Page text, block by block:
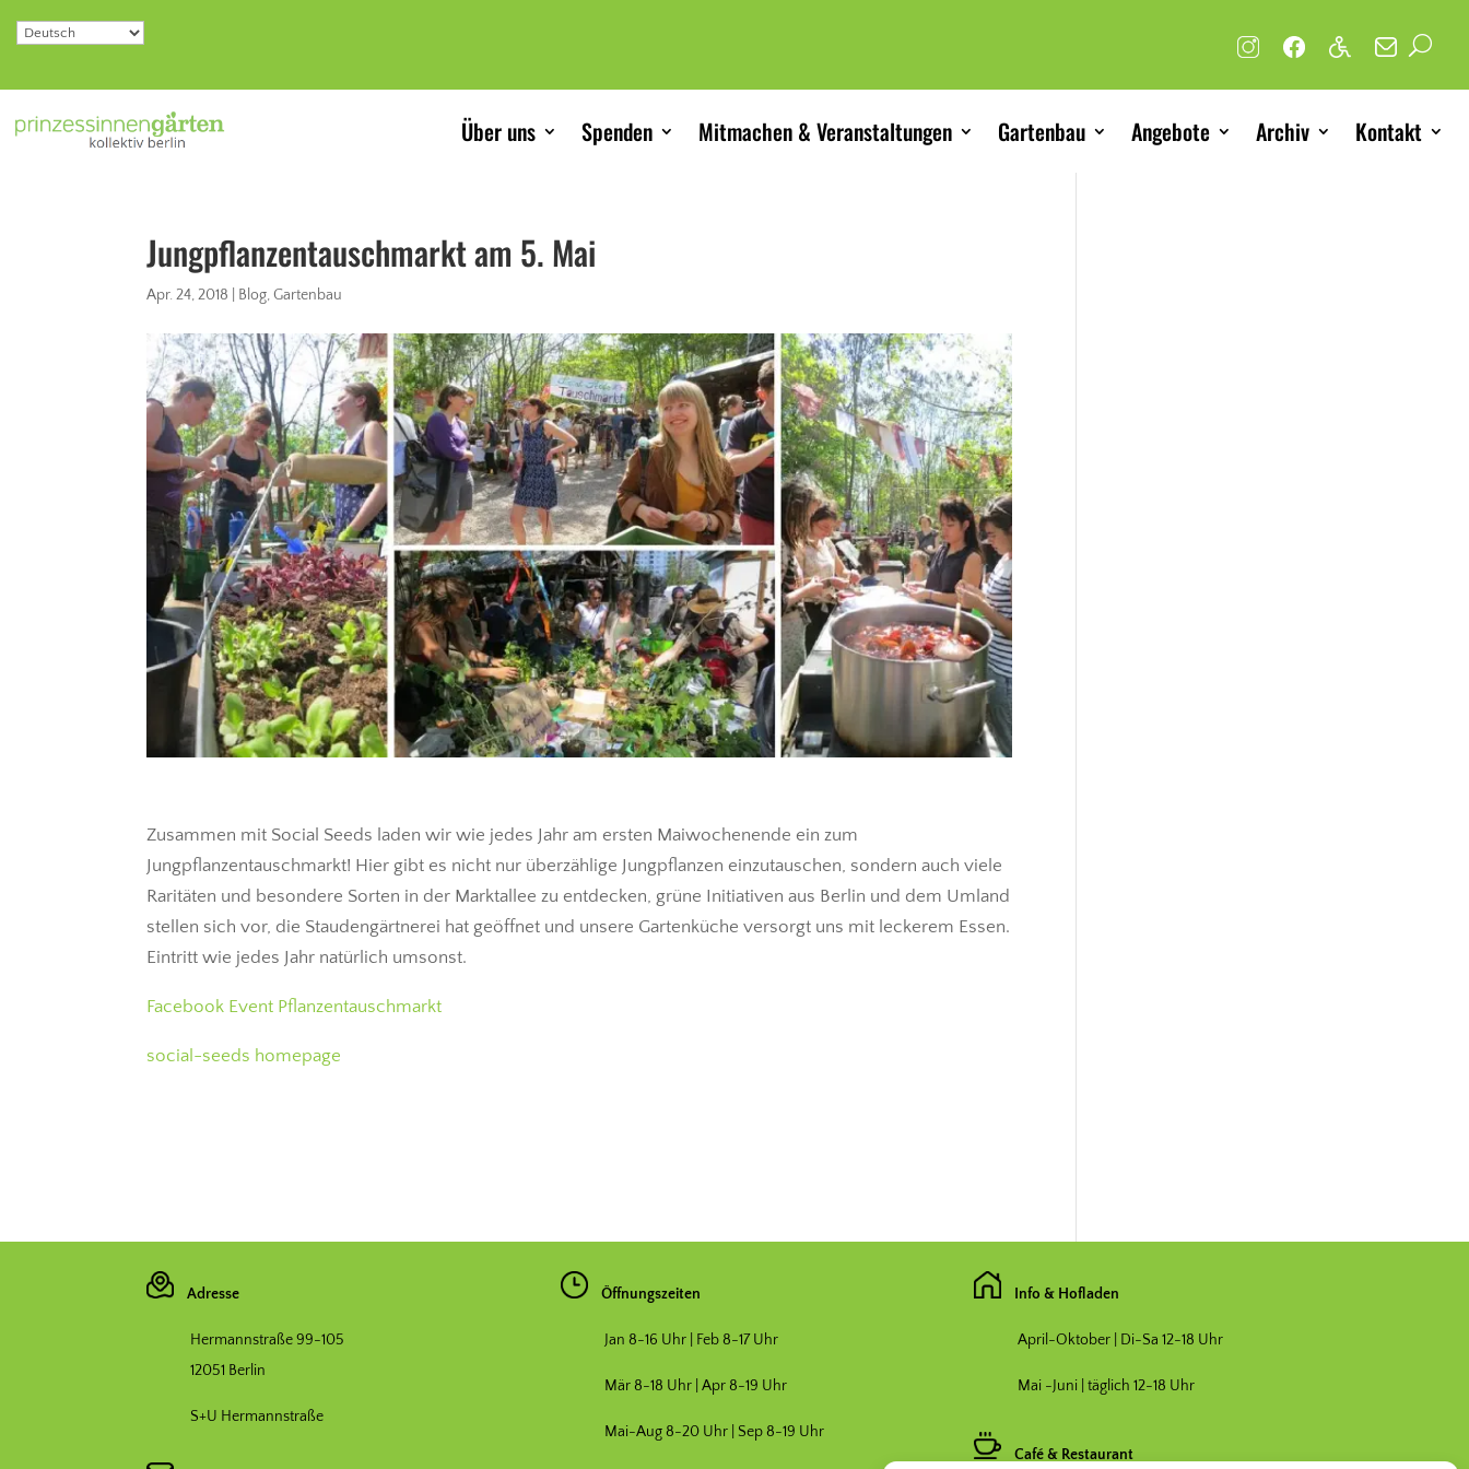
Über uns Spenden Mitmachen & Veranstaltungen Gartenbau Angebote Archiv Kontakt
Jungpflanzentauschmarkt am 5. Mai
Apr. 24, 2018 Blog,Gartenbau
Zusammen mit Social Seeds laden wir wie jedes Jahr am ersten Maiwochenende ein zum
Jungpflanzentauschmarkt! Hier gibt es nicht nur überzählige Jungpflanzen einzutauschen, sondern auch viele
Raritäten und besondere Sorten in der Marktallee zu entdecken, grüne Initiativen aus Berlin und dem Umland
stellen sich vor, die Staudengärtnerei hat geöffnet und unsere Gartenküche versorgt uns mit leckerem Essen.
Eintritt wie jedes Jahr natürlich umsonst.
Facebook Event Pflanzentauschmarkt
social-seeds homepage
Adresse
Hermannstraße 99-105
12051 Berlin
S+U Hermannstraße
Öffnungszeiten
Jan 8-16 Uhr | Feb 8-17 Uhr
Mär 8-18 Uhr | Apr 8-19 Uhr
Mai-Aug 8-20 Uhr | Sep 8-19 Uhr
Info & Hofladen
April-Oktober | Di-Sa 12-18 Uhr
Mai -Juni | täglich 12-18 Uhr
Café & Restaurant